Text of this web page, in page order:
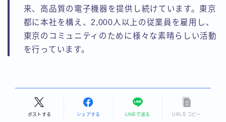
Follow Me
来、高品質の電子機器を提供し続けています。東京
都に本社を構え、2,000人以上の従業員を雇用し、
東京のコミュニティのために様々な素晴らしい活動
を行っています。
ポストする シェアする LINEで送る URLをコピー